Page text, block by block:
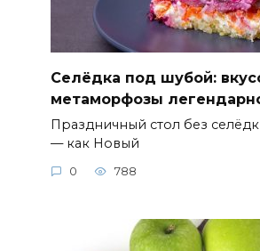
Селёдка под шубой:
метаморфозы
Праздничный стол без
— как Новый
0 788